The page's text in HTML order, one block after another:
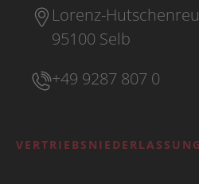
Lorenz-
95100 Selb
+49 9287 807 0